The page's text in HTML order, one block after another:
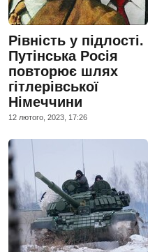
Рівність у підлості.
Путінська Росія
повторює шлях
гітлерівської
Німеччини
12 лютого, 2023, 17:26